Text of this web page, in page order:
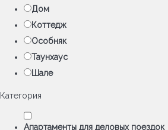
Дом
Коттедж
Особняк
Таунхаус
Шале
Категория
Апартаменты для деловых поездок